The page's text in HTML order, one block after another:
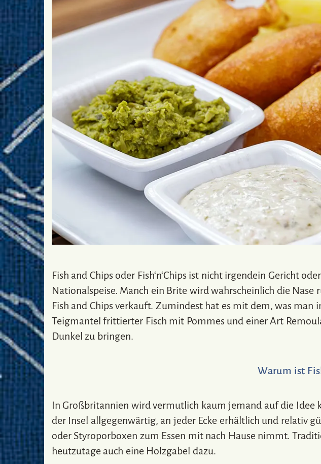
Fish and Chips oder Fish‘n‘Chips ist nicht irgendein Gericht
Nationalspeise. Manch ein Brite wird wahrscheinlich die
Fish and Chips verkauft. Zumindest hat es mit dem, was
Teigmantel frittierter Fisch mit Pommes und einer Art
Dunkel zu bringen.
Warum ist
In Großbritannien wird vermutlich kaum jemand auf die Idee
der Insel allgegenwärtig, an jeder Ecke erhältlich und relativ
oder Styroporboxen zum Essen mit nach Hause nimmt.
heutzutage auch eine Holzgabel dazu.